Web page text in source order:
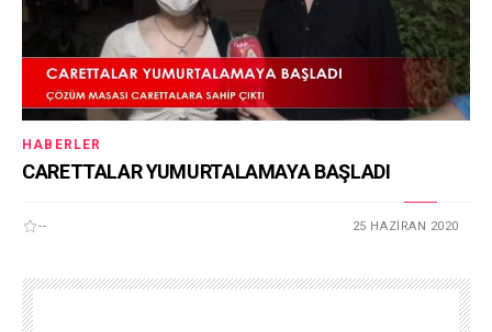
HABERLER
CARETTALAR YUMURTALAMAYA BAŞLADI
-- 25 HAZIRAN 2020